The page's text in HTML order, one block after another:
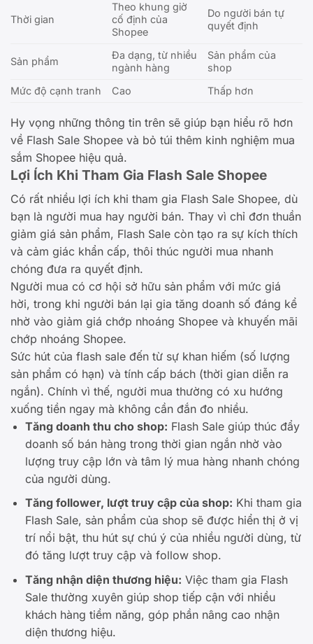
Thời gian
Theo khung giờ
cố định của
Shopee
Do người bán tự
quyết định
Sản phẩm
Đa dạng, từ nhiều
ngành hàng
Sản phẩm của
shop
Mức độ cạnh tranh
Cao Thấp hơn
Hy vọng những thông tin trên sẽ giúp bạn hiểu rõ hơn
về Flash Sale Shopee và bỏ túi thêm kinh nghiệm mua
sắm Shopee hiệu quả.
Lợi Ích Khi Tham Gia Flash Sale Shopee
Có rất nhiều lợi ích khi tham gia Flash Sale Shopee, dù
bạn là người mua hay người bán. Thay vì chỉ đơn thuần
giảm giá sản phẩm, Flash Sale còn tạo ra sự kích thích
và cảm giác khẩn cấp, thôi thúc người mua nhanh
chóng đưa ra quyết định.
Người mua có cơ hội sở hữu sản phẩm với mức giá
hời, trong khi người bán lại gia tăng doanh số đáng kể
nhờ vào giảm giá chớp nhoáng Shopee và khuyến mãi
chớp nhoáng Shopee.
Sức hút của flash sale đến từ sự khan hiếm (số lượng
sản phẩm có hạn) và tính cấp bách (thời gian diễn ra
ngắn). Chính vì thế, người mua thường có xu hướng
xuống tiền ngay mà không cần đắn đo nhiều.
Tăng doanh thu cho shop: Flash Sale giúp thúc đẩy
doanh số bán hàng trong thời gian ngắn nhờ vào
lượng truy cập lớn và tâm lý mua hàng nhanh chóng
của người dùng.
Tăng follower, lượt truy cập của shop: Khi tham gia
Flash Sale, sản phẩm của shop sẽ được hiển thị ở vị
trí nổi bật, thu hút sự chú ý của nhiều người dùng, từ
đó tăng lượt truy cập và follow shop.
Tăng nhận diện thương hiệu: Việc tham gia Flash
Sale thường xuyên giúp shop tiếp cận với nhiều
khách hàng tiềm năng, góp phần nâng cao nhận
diện thương hiệu.